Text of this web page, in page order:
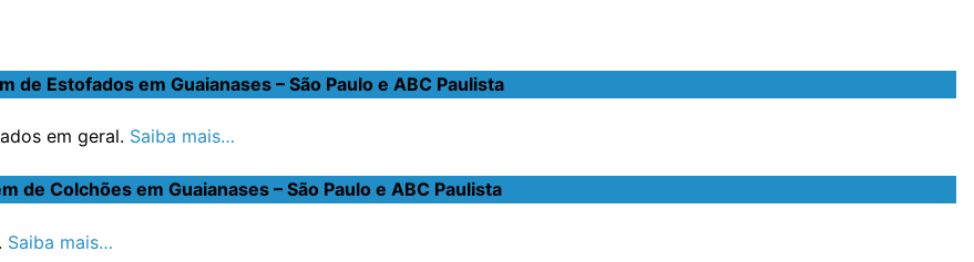
de Estofados em Guaianases – São Paulo e ABC Paulista
em geral. Saiba mais…
de Colchões em Guaianases – São Paulo e ABC Paulista
Saiba mais…